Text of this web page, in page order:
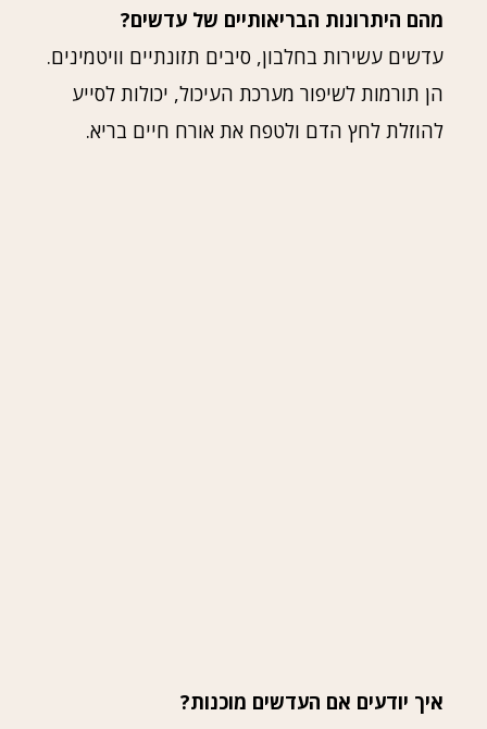
מהם היתרונות הבריאותיים של עדשים?
עדשים עשירות בחלבון, סיבים תזונתיים וויטמינים.
הן תורמות לשיפור מערכת העיכול, יכולות לסייע
להוזלת לחץ הדם ולטפח את אורח חיים בריא.
איך יודעים אם העדשים מוכנות?